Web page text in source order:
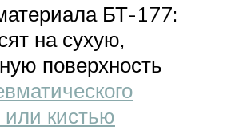
БТ-177:
на сухую,
поверхность
кистью